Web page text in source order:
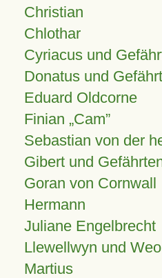
Christian
Chlothar
Cyriacus und
Donatus und
Eduard Oldcorne
Finian Cam
Sebastian von der
Gibert und
Goran von Cornwall
Hermann
Juliane Engelbrecht
Llewellwyn und
Martius